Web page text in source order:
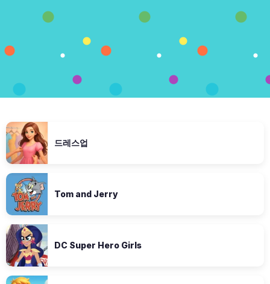
드레스업
Tom and Jerry
DC Super Hero Girls